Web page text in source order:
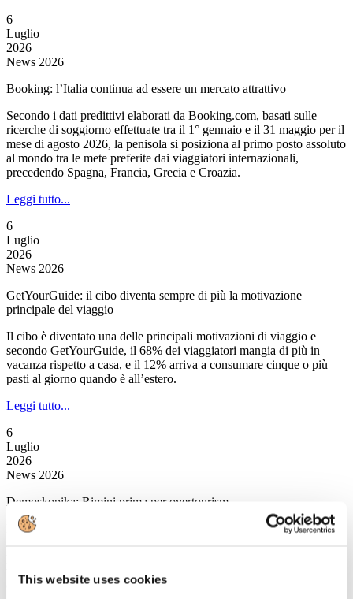
This website uses cookies
6
Luglio
2026
News 2026
Booking: l’Italia continua ad essere un mercato attrattivo
Secondo i dati predittivi elaborati da Booking.com, basati sulle
ricerche di soggiorno effettuate tra il 1° gennaio e il 31 maggio per il
mese di agosto 2026, la penisola si posiziona al primo posto assoluto
al mondo tra le mete preferite dai viaggiatori internazionali,
precedendo Spagna, Francia, Grecia e Croazia.
Leggi tutto...
6
Luglio
2026
News 2026
GetYourGuide: il cibo diventa sempre di più la motivazione
principale del viaggio
Il cibo è diventato una delle principali motivazioni di viaggio e
secondo GetYourGuide, il 68% dei viaggiatori mangia di più in
vacanza rispetto a casa, e il 12% arriva a consumare cinque o più
pasti al giorno quando è all’estero.
Leggi tutto...
6
Luglio
2026
News 2026
Demoskopika: Rimini prima per overtourism
È Rimini a salire sul gradino più alto del podio nell’overtourism
concentrazioni urbane più elevate in assoluto.